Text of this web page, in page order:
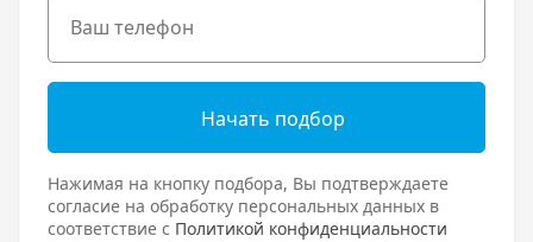
Начать подбор
Нажимая на кнопку подбора, Вы подтверждаете
согласие на обработку персональных данных в
соответствие с Политикой конфиденциальности